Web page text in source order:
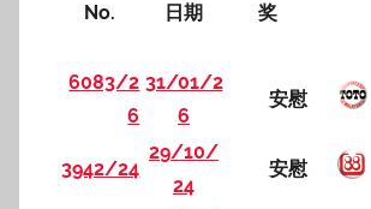
No.
日期 奖
6083/2
6
31/01/2
6
安慰
3942/24
29/10/
24
安慰